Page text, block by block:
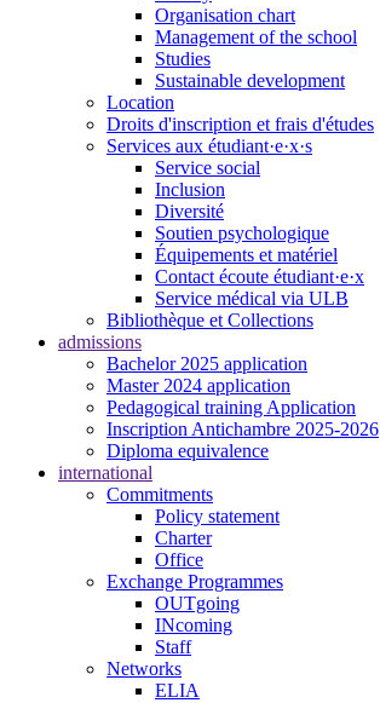
Organisation chart
Management of the school
Studies
Sustainable development
Location
Droits d'inscription et frais d'études
Services aux étudiant·e·x·s
Service social
Inclusion
Diversité
Soutien psychologique
Équipements et matériel
Contact écoute étudiant·e·x
Service médical via ULB
Bibliothèque et Collections
admissions
Bachelor 2025 application
Master 2024 application
Pedagogical training Application
Inscription Antichambre 2025-2026
Diploma equivalence
international
Commitments
Policy statement
Charter
Office
Exchange Programmes
OUTgoing
INcoming
Staff
Networks
ELIA